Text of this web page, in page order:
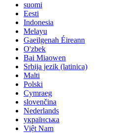
suomi
Eesti
Indonesia
Melayu
Gaeilgenah Éireann
O'zbek
Bai Miaowen
Srbija jezik (latinica)
Malti
Polski
Cymraeg
slovenčina
Nederlands
українська
Việt Nam